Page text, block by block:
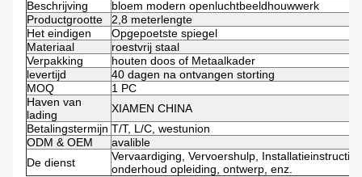
Beschrijving
bloem modern openluchtbeeldhouwwerk
Productgrootte
2,8 meterlengte
Het eindigen
Opgepoetste spiegel
Materiaal
roestvrij staal
Verpakking
houten doos of Metaalkader
levertijd
40 dagen na ontvangen storting
MOQ
1 PC
Haven van
lading
XIAMEN CHINA
Betalingstermijn T/T, L/C, westunion
ODM & OEM
avalible
De dienst
Vervaardiging, Vervoershulp, Installatieinstructie,
onderhoud opleiding, ontwerp, enz.